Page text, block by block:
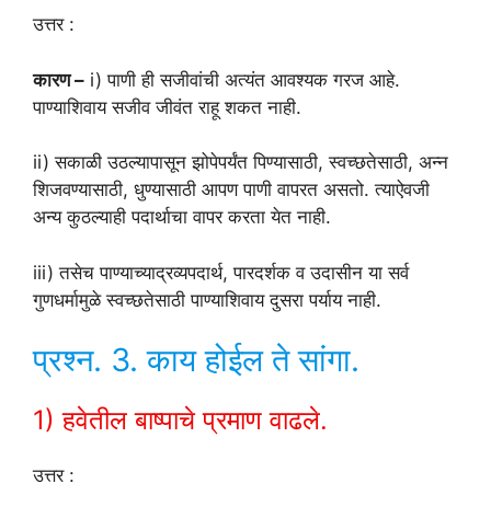
उत्तर :
कारण – i) पाणी ही सजीवांची अत्यंत आवश्यक गरज आहे.
पाण्याशिवाय सजीव जीवंत राहू शकत नाही.
ii) सकाळी उठल्यापासून झोपेपर्यंत पिण्यासाठी, स्वच्छतेसाठी, अन्न
शिजवण्यासाठी, धुण्यासाठी आपण पाणी वापरत असतो. त्याऐवजी
अन्य कुठल्याही पदार्थाचा वापर करता येत नाही.
iii) तसेच पाण्याच्याद्रव्यपदार्थ, पारदर्शक व उदासीन या सर्व
गुणधर्मामुळे स्वच्छतेसाठी पाण्याशिवाय दुसरा पर्याय नाही.
प्रश्न. 3. काय होईल ते सांगा.
1) हवेतील बाष्पाचे प्रमाण वाढले.
उत्तर :